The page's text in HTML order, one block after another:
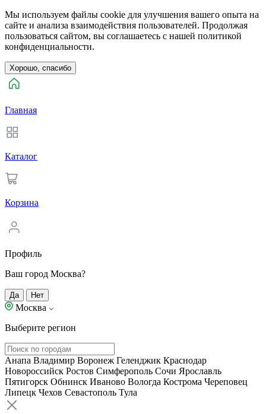
Мы используем файлы cookie для улучшения вашего опыта на
сайте и анализа взаимодействия пользователей. Продолжая
пользоваться сайтом, вы соглашаетесь с нашей политикой
конфиденциальности.
Хорошо, спасибо
Главная
Каталог
Корзина
Профиль
Ваш город Москва?
Да Нет
Москва
Выберите регион
Анапа Владимир Воронеж Геленджик Краснодар
Новороссийск Ростов Симферополь Сочи Ярославль
Пятигорск Обнинск Иваново Вологда Кострома Череповец
Липецк Чехов Севастополь Тула